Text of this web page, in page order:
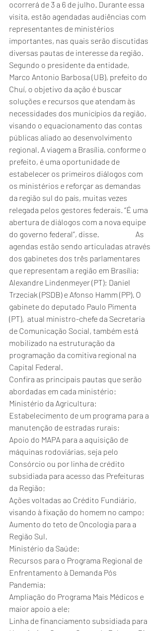
ocorrerá de 3 a 6 de julho. Durante essa
visita, estão agendadas audiências com
representantes de ministérios
importantes, nas quais serão discutidas
diversas pautas de interesse da região.
Segundo o presidente da entidade,
Marco Antonio Barbosa (UB), prefeito do
Chuí, o objetivo da ação é buscar
soluções e recursos que atendam às
necessidades dos municípios da região,
visando o equacionamento das contas
públicas aliado ao desenvolvimento
regional. A viagem a Brasília, conforme o
prefeito, é uma oportunidade de
estabelecer os primeiros diálogos com
os ministérios e reforçar as demandas
da região sul do país, muitas vezes
relegada pelos gestores federais. “É uma
abertura de diálogos com a nova equipe
do governo federal”, disse.                        As
agendas estão sendo articuladas através
dos gabinetes dos três parlamentares
que representam a região em Brasília:
Alexandre Lindenmeyer (PT); Daniel
Trzeciak (PSDB) e Afonso Hamm (PP). O
gabinete do deputado Paulo Pimenta
(PT),  atual ministro-chefe da Secretaria
de Comunicação Social, também está
mobilizado na estruturação da
programação da comitiva regional na
Capital Federal.
Confira as principais pautas que serão
abordadas em cada ministério:
Ministério da Agricultura:
Estabelecimento de um programa para a
manutenção de estradas rurais;
Apoio do MAPA para a aquisição de
máquinas rodoviárias, seja pelo
Consórcio ou por linha de crédito
subsidiada para acesso das Prefeituras
da Região;
Ações voltadas ao Crédito Fundiário,
visando à fixação do homem no campo;
Aumento do teto de Oncologia para a
Região Sul.
Ministério da Saúde:
Recursos para o Programa Regional de
Enfrentamento à Demanda Pós
Pandemia;
Ampliação do Programa Mais Médicos e
maior apoio a ele;
Linha de financiamento subsidiada para